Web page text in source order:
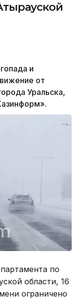
и
от
Уральска,
по
области, 16
ограничено